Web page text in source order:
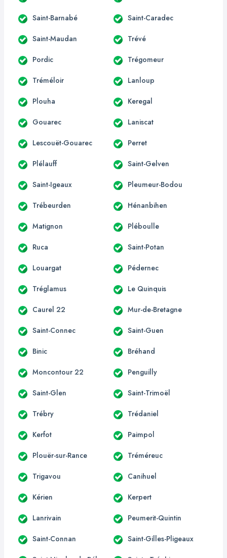
Saint-Barnabé Saint-Caradec
Saint-Maudan Trévé
Pordic Trégomeur
Tréméloir Lanloup
Plouha Keregal
Gouarec Laniscat
Lescouët-Gouarec Perret
Plélauff Saint-Gelven
Saint-Igeaux Pleumeur-Bodou
Trébeurden Hénanbihen
Matignon Pléboulle
Ruca Saint-Potan
Louargat Pédernec
Tréglamus Le Quinquis
Caurel 22 Mur-de-Bretagne
Saint-Connec Saint-Guen
Binic Bréhand
Moncontour 22 Penguilly
Saint-Glen Saint-Trimoël
Trébry Trédaniel
Kerfot Paimpol
Plouër-sur-Rance Tréméreuc
Trigavou Canihuel
Kérien Kerpert
Lanrivain Peumerit-Quintin
Saint-Connan Saint-Gilles-Pligeaux